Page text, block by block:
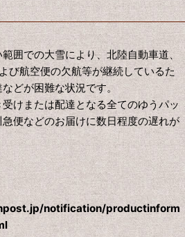
囲での大雪により、北陸自動車道、
び航空便の欠航等が継続しているた
どが困難な状況です。
けまたは配達となる全てのゆうパッ
便などのお届けに数日程度の遅れが
notification/productinform